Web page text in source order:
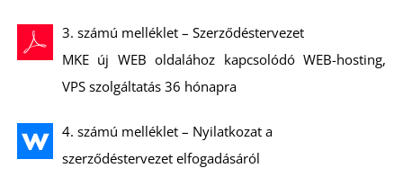
3. számú melléklet – Szerződéstervezet
MKE új WEB oldalához kapcsolódó WEB-hosting,
VPS szolgáltatás 36 hónapra
4. számú melléklet – Nyilatkozat a
szerződéstervezet elfogadásáról